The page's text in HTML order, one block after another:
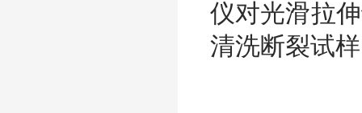
仪对光滑拉
清洗断裂试